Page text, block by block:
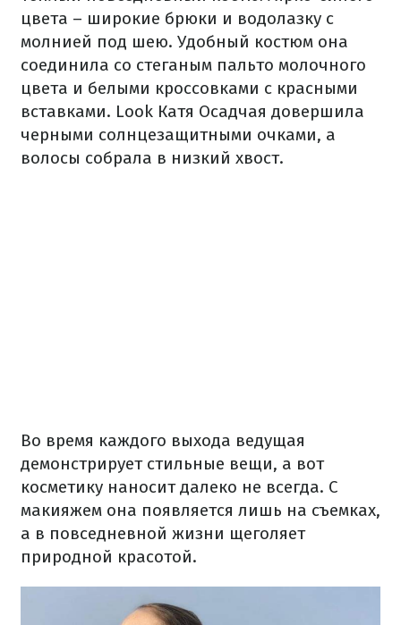
цвета – широкие брюки и водолазку с
молнией под шею. Удобный костюм она
соединила со стеганым пальто молочного
цвета и белыми кроссовками с красными
вставками. Look Катя Осадчая довершила
черными солнцезащитными очками, а
волосы собрала в низкий хвост.
Во время каждого выхода ведущая
демонстрирует стильные вещи, а вот
косметику наносит далеко не всегда. С
макияжем она появляется лишь на съемках,
а в повседневной жизни щеголяет
природной красотой.